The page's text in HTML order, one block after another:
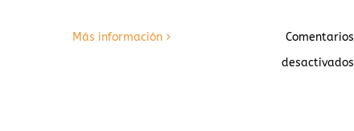
Más información
Comentarios
desactivados